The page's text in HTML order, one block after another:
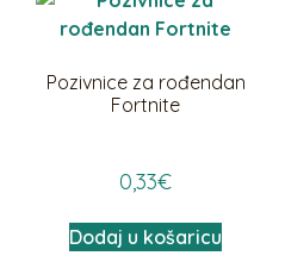
Pozivnice za rođendan
Fortnite
0,33€
Dodaj u košaricu